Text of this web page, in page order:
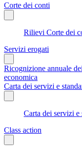
Corte dei conti
Rilievi Corte dei
Servizi erogati
Ricognizione annuale
economica
Carta dei servizi e
Carta dei servizi e
Class action